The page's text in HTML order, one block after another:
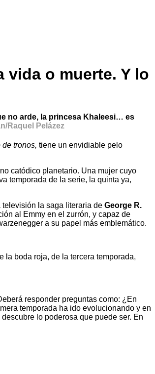
vida o muerte. Y lo
no arde, la princesa Khaleesi… es
Raquel Pelázez
de tronos, tiene un envidiable pelo
catódico planetario. Una mujer cuyo
temporada de la serie, la quinta ya,
la saga literaria de George R.
al Emmy en el zurrón, y capaz de
a su papel más emblemático.
la boda roja, de la tercera temporada,
responder preguntas como: ¿En
temporada ha ido evolucionando y en
lo poderosa que puede ser. En